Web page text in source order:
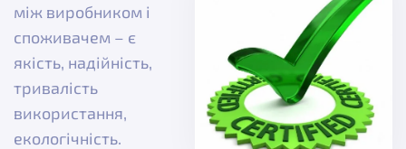
між виробником і
споживачем – є
якість, надійність,
тривалість
використання,
екологічність.